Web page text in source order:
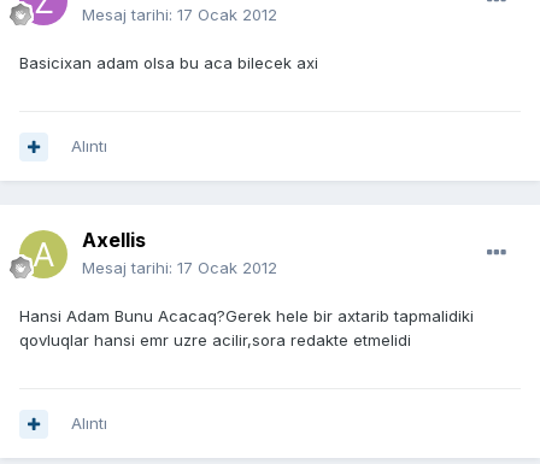
Mesaj tarihi: 17 Ocak 2012
Basicixan adam olsa bu aca bilecek axi
Alıntı
Axellis
Mesaj tarihi: 17 Ocak 2012
Hansi Adam Bunu Acacaq?Gerek hele bir axtarib tapmalidiki
qovluqlar hansi emr uzre acilir,sora redakte etmelidi
Alıntı